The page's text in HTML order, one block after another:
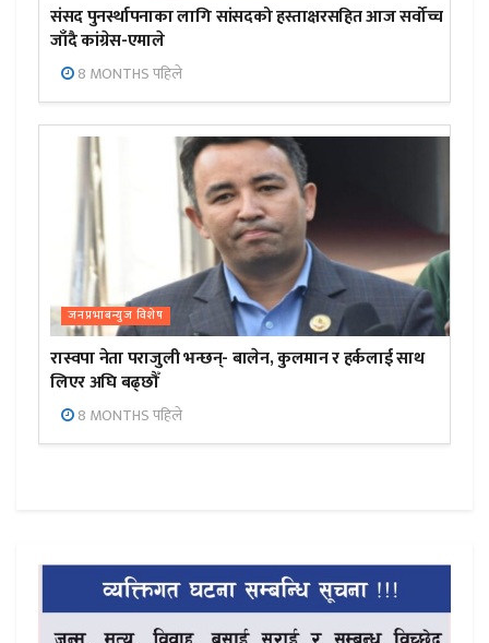
संसद पुनर्स्थापनाका लागि सांसदको हस्ताक्षरसहित आज सर्वोच्च
जाँदै कांग्रेस-एमाले
8 MONTHS पहिले
जनप्रभाबन्युज विशेष
रास्वपा नेता पराजुली भन्छन्- बालेन, कुलमान र हर्कलाई साथ
लिएर अघि बढ्छौँ
8 MONTHS पहिले